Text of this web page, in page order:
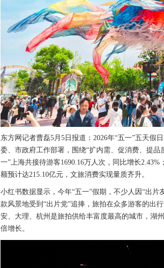
东方网记者曹磊5月5日报道：2026年“五一”五天假
委、市政府工作部署，围绕“扩内需、促消费、提
一”上海共接待游客1690.16万人次，同比增长
额预计达215.10亿元，文旅消费实现量质齐升。
小红书数据显示，今年“五一”假期，不少人因“出
款风景地受到“出片党”追捧，旅拍在众多游客的出
安、大理、杭州是旅拍供给丰富度最高的城市，湖
倍增长。